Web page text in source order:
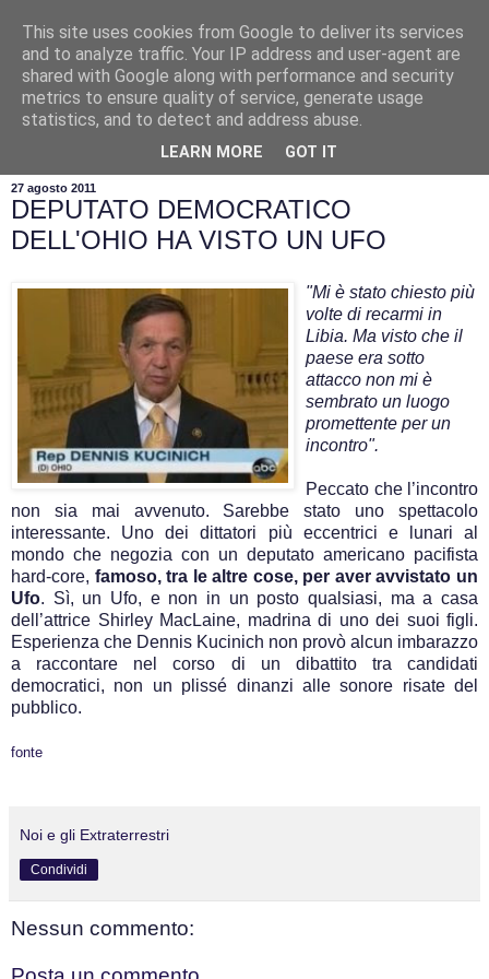
27 agosto 2011
DEPUTATO DEMOCRATICO
DELL'OHIO HA VISTO UN UFO
"Mi è stato chiesto più
volte di recarmi in
Libia. Ma visto che il
paese era sotto
attacco non mi è
sembrato un luogo
promettente per un
incontro".
Peccato che l’incontro
non sia mai avvenuto. Sarebbe stato uno spettacolo
interessante. Uno dei dittatori più eccentrici e lunari al
mondo che negozia con un deputato americano pacifista
hard-core, famoso, tra le altre cose, per aver avvistato un
Ufo. Sì, un Ufo, e non in un posto qualsiasi, ma a casa
dell’attrice Shirley MacLaine, madrina di uno dei suoi figli.
Esperienza che Dennis Kucinich non provò alcun imbarazzo
a raccontare nel corso di un dibattito tra candidati
democratici, non un plissé dinanzi alle sonore risate del
pubblico.
fonte
Noi e gli Extraterrestri
Condividi
Nessun commento:
This site uses cookies from Google to deliver its services
and to analyze traffic. Your IP address and user-agent are
shared with Google along with performance and security
metrics to ensure quality of service, generate usage
statistics, and to detect and address abuse.
LEARN MORE GOT IT